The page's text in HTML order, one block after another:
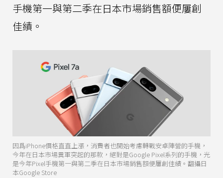
手機第一與第二季在日本市場銷售額便屢創
佳績。
因爲iPhone價格直直上漲，消費者也開始考慮轉戰安卓陣營的手機，
今年在日本市場異軍突起的那款，絕對是Google Pixel系列的手機，光
是今年Pixel手機第一與第二季在日本市場銷售額便屢創佳績。翻攝日
本Google Store